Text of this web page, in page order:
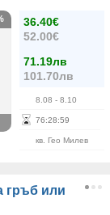
36.40€
52.00€
71.19лв
101.70лв
8.08 - 8.10
76:28:59
кв. Гео Милев
гръб или